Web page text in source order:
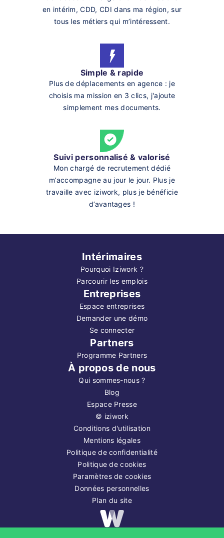
en intérim, CDD, CDI dans ma région, sur
tous les métiers qui m’intéressent.
Simple & rapide
Plus de déplacements en agence : je
choisis ma mission en 3 clics, j'ajoute
simplement mes documents.
Suivi personnalisé & valorisé
Mon chargé de recrutement dédié
m’accompagne au jour le jour. Plus je
travaille avec iziwork, plus je bénéficie
d’avantages !
Intérimaires
Pourquoi Iziwork ?
Parcourir les emplois
Entreprises
Espace entreprises
Demander une démo
Se connecter
Partners
Programme Partners
À propos de nous
Qui sommes-nous ?
Blog
Espace Presse
© iziwork
Conditions d'utilisation
Mentions légales
Politique de confidentialité
Politique de cookies
Paramètres de cookies
Données personnelles
Plan du site